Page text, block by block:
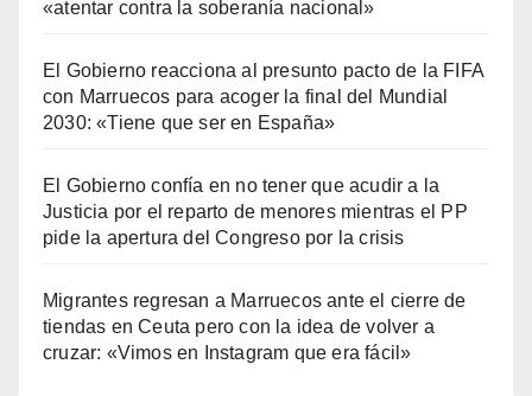
«atentar contra la soberanía nacional»
El Gobierno reacciona al presunto pacto de la FIFA
con Marruecos para acoger la final del Mundial
2030: «Tiene que ser en España»
El Gobierno confía en no tener que acudir a la
Justicia por el reparto de menores mientras el PP
pide la apertura del Congreso por la crisis
Migrantes regresan a Marruecos ante el cierre de
tiendas en Ceuta pero con la idea de volver a
cruzar: «Vimos en Instagram que era fácil»